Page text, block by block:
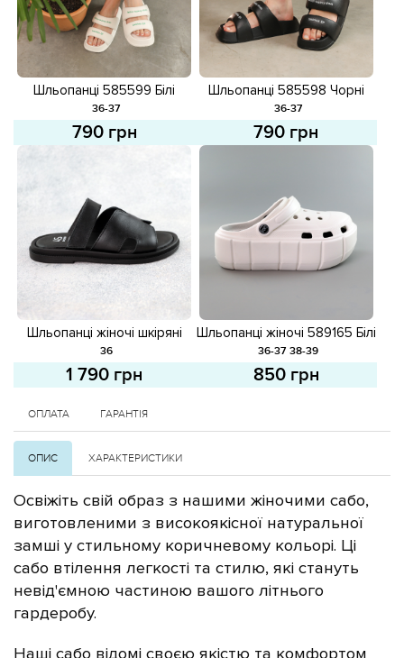
Шльопанці 585599 Білі
36-37
790 грн
Шльопанці 585598 Чорні
36-37
790 грн
Шльопанці жіночі шкіряні
588417 Чорні
36
1 790 грн
Шльопанці жіночі 589165 Білі
36-37 38-39
850 грн
ОПЛАТА ГАРАНТІЯ
ОПИС ХАРАКТЕРИСТИКИ
Освіжіть свій образ з нашими жіночими сабо,
виготовленими з високоякісної натуральної
замші у стильному коричневому кольорі. Ці
сабо втілення легкості та стилю, які стануть
невід'ємною частиною вашого літнього
гардеробу.
Наші сабо відомі своєю якістю та комфортом